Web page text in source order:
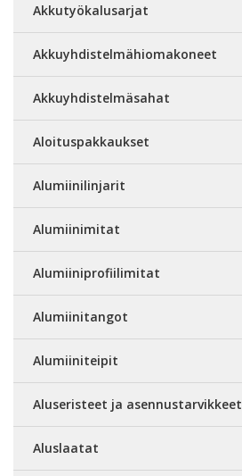
Akkutyökalusarjat
Akkuyhdistelmähiomakoneet
Akkuyhdistelmäsahat
Aloituspakkaukset
Alumiinilinjarit
Alumiinimitat
Alumiiniprofiilimitat
Alumiinitangot
Alumiiniteipit
Aluseristeet ja asennustarvikkeet
Aluslaatat